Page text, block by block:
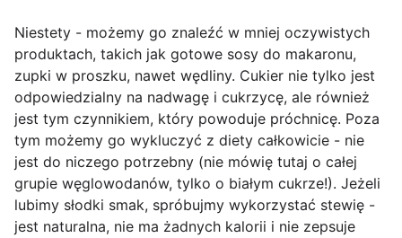
Niestety - możemy go znaleźć w mniej oczywistych
produktach, takich jak gotowe sosy do makaronu,
zupki w proszku, nawet wędliny. Cukier nie tylko jest
odpowiedzialny na nadwagę i cukrzycę, ale również
jest tym czynnikiem, który powoduje próchnicę. Poza
tym możemy go wykluczyć z diety całkowicie - nie
jest do niczego potrzebny (nie mówię tutaj o całej
grupie węglowodanów, tylko o białym cukrze!). Jeżeli
lubimy słodki smak, spróbujmy wykorzystać stewię -
jest naturalna, nie ma żadnych kalorii i nie zepsuje